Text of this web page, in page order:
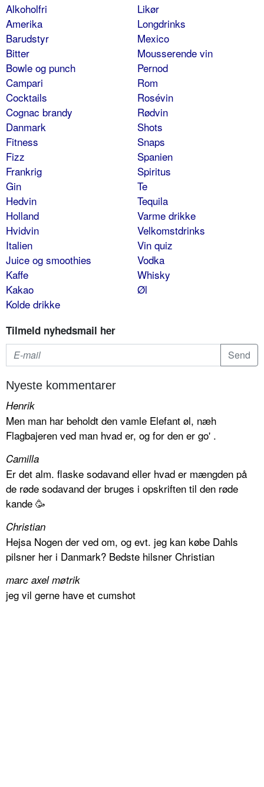
Alkoholfri
Amerika
Barudstyr
Bitter
Bowle og punch
Campari
Cocktails
Cognac brandy
Danmark
Fitness
Fizz
Frankrig
Gin
Hedvin
Holland
Hvidvin
Italien
Juice og smoothies
Kaffe
Kakao
Kolde drikke
Likør
Longdrinks
Mexico
Mousserende vin
Pernod
Rom
Rosévin
Rødvin
Shots
Snaps
Spanien
Spiritus
Te
Tequila
Varme drikke
Velkomstdrinks
Vin quiz
Vodka
Whisky
Øl
Tilmeld nyhedsmail her
Nyeste kommentarer
Henrik
Men man har beholdt den vamle Elefant øl, næh
Flagbajeren ved man hvad er, og for den er go' .
Camilla
Er det alm. flaske sodavand eller hvad er mængden på
de røde sodavand der bruges i opskriften til den røde
kande 🥳
Christian
Hejsa Nogen der ved om, og evt. jeg kan købe Dahls
pilsner her i Danmark? Bedste hilsner Christian
marc axel møtrik
jeg vil gerne have et cumshot